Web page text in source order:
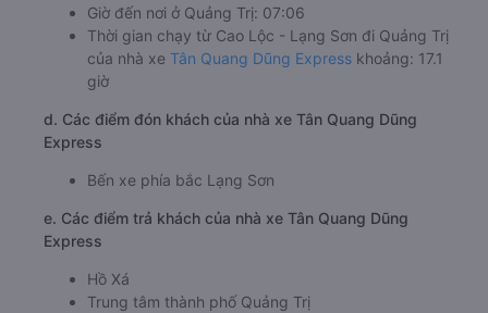
Giờ đến nơi ở Quảng Trị: 07:06
Thời gian chạy từ Cao Lộc - Lạng Sơn đi Quảng Trị
của nhà xe Tân Quang Dũng Express khoảng: 17.1
giờ
d. Các điểm đón khách của nhà xe Tân Quang Dũng
Express
Bến xe phía bắc Lạng Sơn
e. Các điểm trả khách của nhà xe Tân Quang Dũng
Express
Hồ Xá
Trung tâm thành phố Quảng Trị